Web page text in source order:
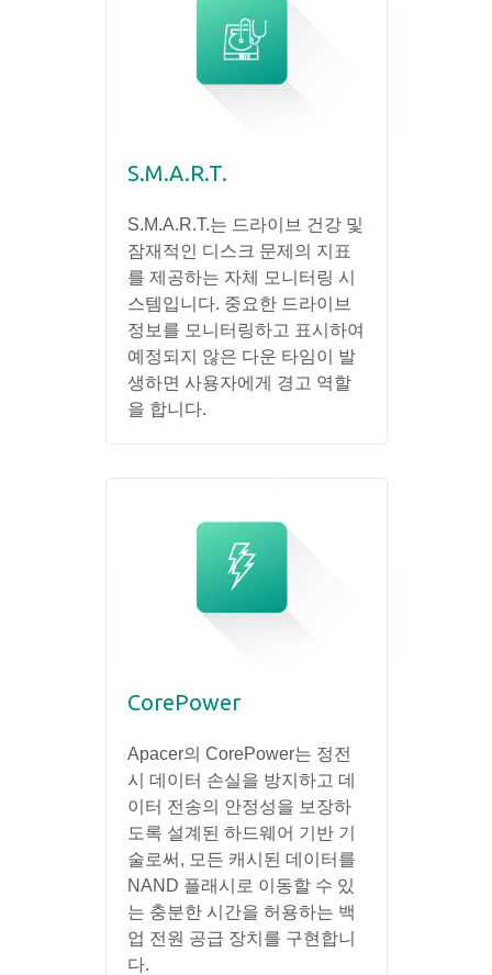
S.M.A.R.T.
S.M.A.R.T.는 드라이브 건강 및
잠재적인 디스크 문제의 지표
를 제공하는 자체 모니터링 시
스템입니다. 중요한 드라이브
정보를 모니터링하고 표시하여
예정되지 않은 다운 타임이 발
생하면 사용자에게 경고 역할
을 합니다.
CorePower
Apacer의 CorePower는 정전
시 데이터 손실을 방지하고 데
이터 전송의 안정성을 보장하
도록 설계된 하드웨어 기반 기
술로써, 모든 캐시된 데이터를
NAND 플래시로 이동할 수 있
는 충분한 시간을 허용하는 백
업 전원 공급 장치를 구현합니
다.